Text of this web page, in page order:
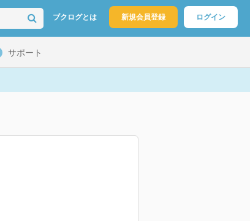
ブクログとは 新規会員登録 ログイン
サポート